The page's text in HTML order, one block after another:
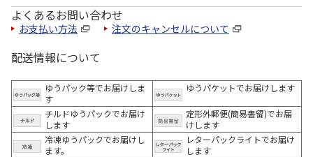
よくあるお問い合わせ
お支払い方法 注文のキャンセルについて
配送情報について
ゆうパック等でお届けしま
す
ゆうパケットでお届けします
チルドゆうパックでお届け
します
定形外郵便(簡易書留)でお届
けします
冷凍ゆうパックでお届けし
ます。
レターパックライトでお届け
します